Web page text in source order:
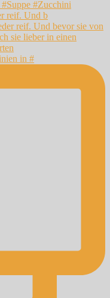
reif. Und b
in #